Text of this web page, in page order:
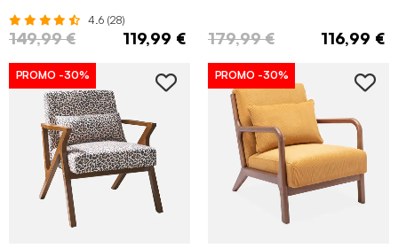
4.6 (28)
149,99 € 119,99 € 179,99 € 116,99 €
PROMO -30% PROMO -30%